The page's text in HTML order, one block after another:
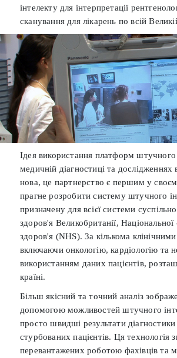
інтелекту для інтерпретації
сканування для лікарень по всій
Ідея використання платформ штучного
медичній діагностиці та дослідженнях
нова, це партнерство є першим у
прагне розробити систему штучного
призначену для всієї системи
здоров'я Великобританії,
здоров'я (NHS). За кількома
включаючи онкологію, кардіологію та
використанням даних пацієнтів,
країні.
Більш якісний та точний аналіз
допомогою можливостей штучного
просто швидші результати
стурбованих пацієнтів. Ця технологія
перевантажених роботою фахівців та